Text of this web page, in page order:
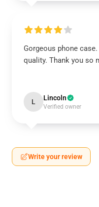
Gorgeous phone
quality. Thank you so
L Lincoln
Verified owner
Write your review